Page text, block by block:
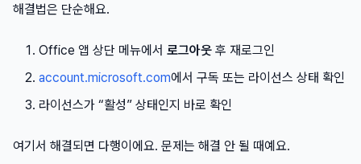
해결법은 단순해요.
Office 앱 상단 메뉴에서 로그아웃 후 재로그인
account.microsoft.com에서 구독 또는 라이선스 상태 확인
라이선스가 “활성” 상태인지 바로 확인
여기서 해결되면 다행이에요. 문제는 해결 안 될 때예요.